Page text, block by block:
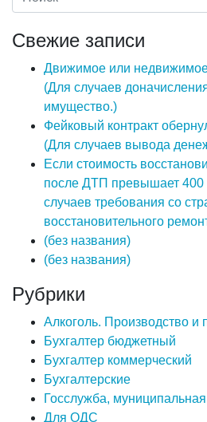
Свежие записи
Движимое или
(Для случаев
имущество.)
Фейковый контракт
(Для случаев вывода
Если стоимость
после ДТП превышает 400
случаев требования со
восстановительного
(без названия)
(без названия)
Рубрики
Алкоголь. Производство и
Бухгалтер бюджетный
Бухгалтер коммерческий
Бухгалтерские
Госслужба,
Для ОДС